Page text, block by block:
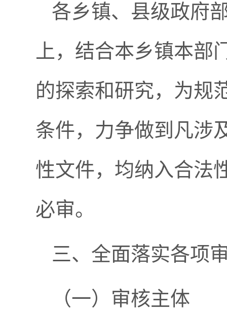
各乡镇、县级政府
上，结合本乡镇本
的探索和研究，为规
条件，力争做到凡涉
性文件，均纳入合法
必审。
三、全面落实各项
（一）审核主体